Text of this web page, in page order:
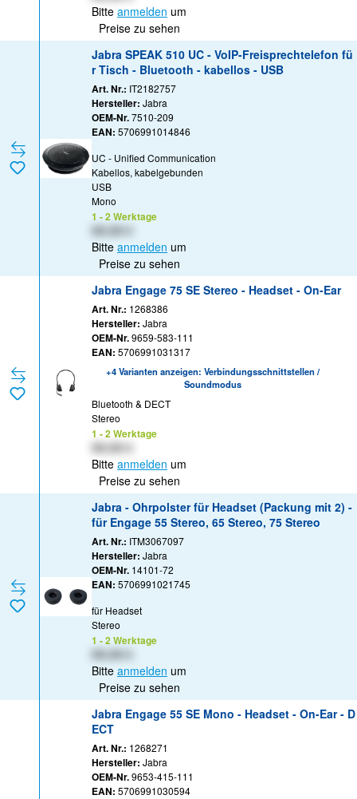
Bitte anmelden um
Preise zu sehen
Jabra SPEAK 510 UC - VoIP-Freisprechtelefon fü
r Tisch - Bluetooth - kabellos - USB
Art. Nr.: IT2182757
Hersteller: Jabra
OEM-Nr.7510-209
EAN: 5706991014846
UC - Unified Communication
Kabellos, kabelgebunden
USB
Mono
1 - 2 Werktage
Bitte anmelden um
Preise zu sehen
Jabra Engage 75 SE Stereo - Headset - On-Ear
Art. Nr.: 1268386
Hersteller: Jabra
OEM-Nr.9659-583-111
EAN: 5706991031317
+4 Varianten anzeigen: Verbindungsschnittstellen /
Soundmodus
Bluetooth & DECT
Stereo
1 - 2 Werktage
XX,XX €
Bitte anmelden um
Preise zu sehen
Jabra - Ohrpolster für Headset (Packung mit 2) -
für Engage 55 Stereo, 65 Stereo, 75 Stereo
Art. Nr.: ITM3067097
Hersteller: Jabra
OEM-Nr. 14101-72
EAN: 5706991021745
für Headset
Stereo
1 - 2 Werktage
Bitte anmelden um
Preise zu sehen
Jabra Engage 55 SE Mono - Headset - On-Ear - D
ECT
Art. Nr.: 1268271
Hersteller: Jabra
OEM-Nr.9653-415-111
EAN: 5706991030594